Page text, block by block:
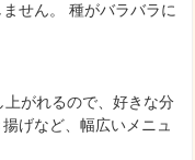
せん。 種がバラバラに
がれるので、好きな分
げなど、幅広いメニュ